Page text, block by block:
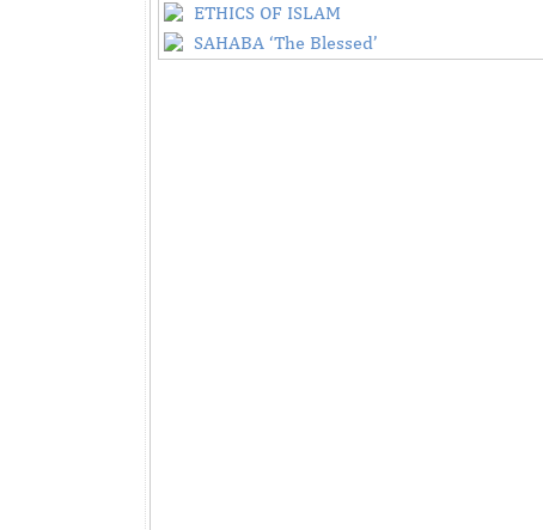
ETHICS OF ISLAM
SAHABA ‘The Blessed’